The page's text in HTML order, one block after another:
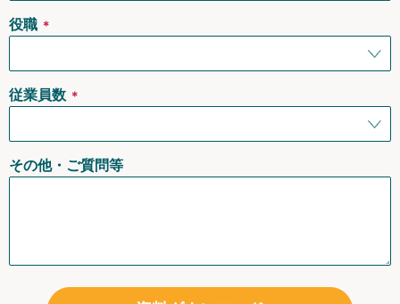
役職 ＊
従業員数 ＊
その他・ご質問等